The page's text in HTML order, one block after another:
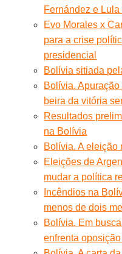
Fernández e
Evo Morales x
para a crise
presidencial
Bolívia sitiada
Bolívia.
beira da vitória
Resultados
na Bolívia
Bolívia. A eleição
Eleições de
mudar a política
Incêndios na
menos de dois
Bolívia. Em
enfrenta